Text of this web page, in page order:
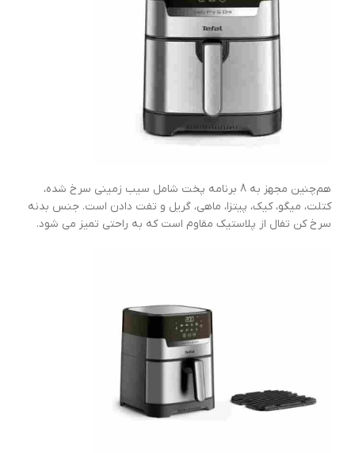
هم‌چنین مجهز به 8 برنامه پخت شامل سیب زمینی سرخ شده،
کتلت، میگو، کیک، پیتزا، ماهی، گریل و تفت دادن است. جنس بدنه
سرخ کن تفال از پلاستیک مقاوم است که به راحتی تمیز می شود.